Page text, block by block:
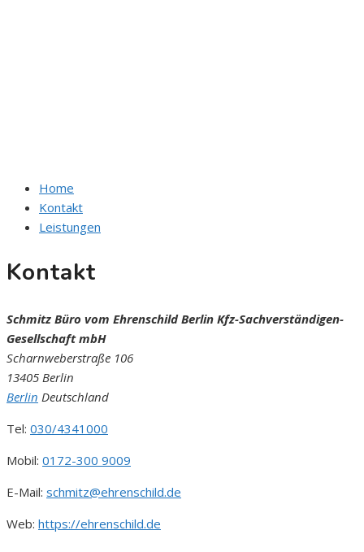
Home
Kontakt
Leistungen
Kontakt
Schmitz Büro vom Ehrenschild Berlin Kfz-Sachverständigen-
Gesellschaft mbH
Scharnweberstraße 106
13405 Berlin
Berlin Deutschland
Tel: 030/4341000
Mobil: 0172-300 9009
E-Mail: schmitz@ehrenschild.de
Web: https://ehrenschild.de